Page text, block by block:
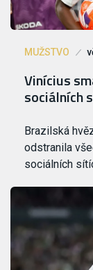
MUŽSTVO
Vinícius
sociálních
Brazilská
odstranila
sociálních